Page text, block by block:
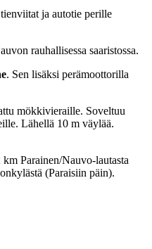
ja autotie perille
rauhallisessa saaristossa.
. Sen lisäksi perämoottorilla
mökkivieraille. Soveltuu
Lähellä 10 m väylää.
Parainen/Nauvo-lautasta
(Paraisiin päin).